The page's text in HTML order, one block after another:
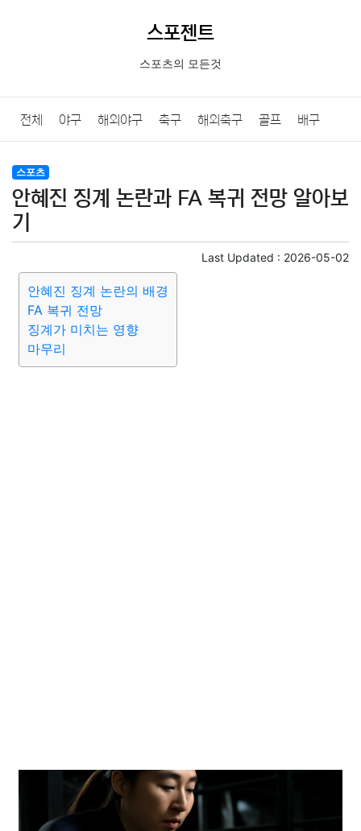
스포젠트
스포츠의 모든것
전체 야구 해외야구 축구 해외축구 골프 배구
농구
스포츠
안혜진 징계 논란과 FA 복귀 전망 알아보
기
Last Updated : 2026-05-02
안혜진 징계 논란의 배경
FA 복귀 전망
징계가 미치는 영향
마무리